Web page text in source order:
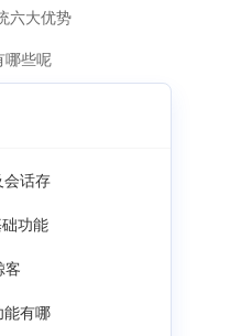
六大优势
哪些呢
话存
功能
客
有哪